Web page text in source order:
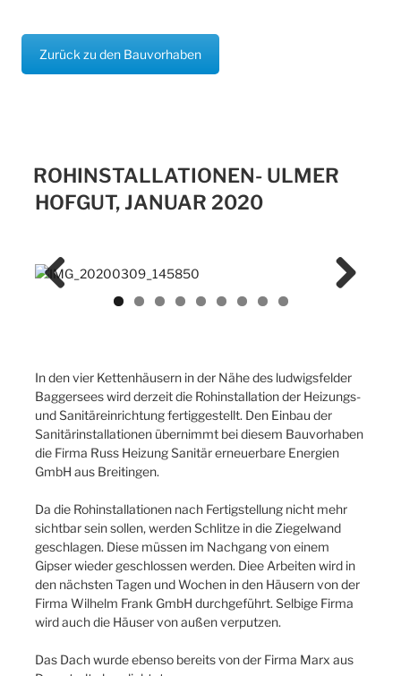
Zurück zu den Bauvorhaben
ROHINSTALLATIONEN- ULMER
HOFGUT, JANUAR 2020
In den vier Kettenhäusern in der Nähe des ludwigsfelder
Baggersees wird derzeit die Rohinstallation der Heizungs-
und Sanitäreinrichtung fertiggestellt. Den Einbau der
Sanitärinstallationen übernimmt bei diesem Bauvorhaben
die Firma Russ Heizung Sanitär erneuerbare Energien
GmbH aus Breitingen.
Da die Rohinstallationen nach Fertigstellung nicht mehr
sichtbar sein sollen, werden Schlitze in die Ziegelwand
geschlagen. Diese müssen im Nachgang von einem
Gipser wieder geschlossen werden. Diee Arbeiten wird in
den nächsten Tagen und Wochen in den Häusern von der
Firma Wilhelm Frank GmbH durchgeführt. Selbige Firma
wird auch die Häuser von außen verputzen.
Das Dach wurde ebenso bereits von der Firma Marx aus